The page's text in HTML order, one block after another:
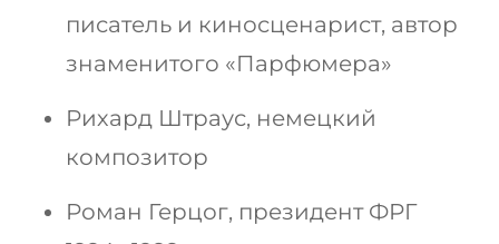
писатель и киносценарист, автор
знаменитого «Парфюмера»
Рихард Штраус, немецкий
композитор
Роман Герцог, президент ФРГ